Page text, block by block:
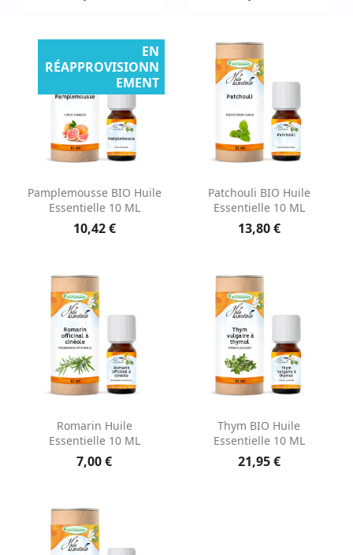
Pamplemousse BIO Huile
Essentielle 10 ML
10,42 €
EN
RÉAPPROVISIONN
EMENT
Patchouli BIO Huile
Essentielle 10 ML
13,80 €
Romarin Huile
Essentielle 10 ML
7,00 €
Thym BIO Huile
Essentielle 10 ML
21,95 €